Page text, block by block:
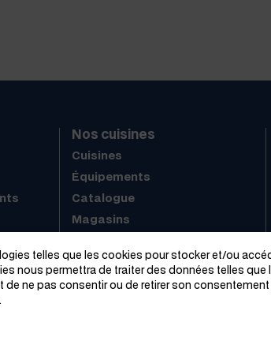
telles que les cookies pour stocker et/ou
nous permettra de traiter des données telles que
ne pas consentir ou de retirer son
Nos cuisines
Cuisines
Équipements
Catalogue
Magasins